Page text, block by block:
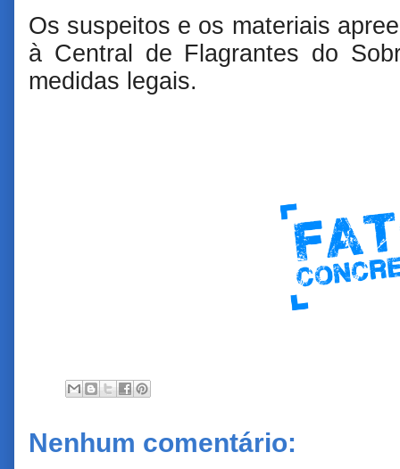
Os suspeitos e os materiais
à Central de Flagrantes do
medidas legais.
Nenhum comentário: